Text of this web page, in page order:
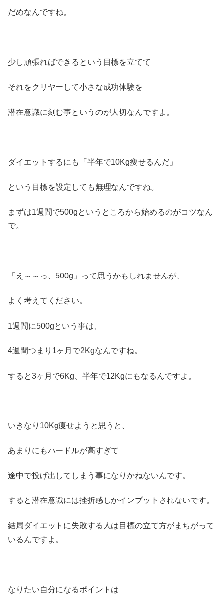
だめなんですね。
少し頑張ればできるという目標を立てて
それをクリヤーして小さな成功体験を
潜在意識に刻む事というのが大切なんですよ。
ダイエットするにも「半年で10Kg痩せるんだ」
という目標を設定しても無理なんですね。
まずは1週間で500gというところから始めるのがコツなん
で。
「え～～っ、500g」って思うかもしれませんが、
よく考えてください。
1週間に500gという事は、
4週間つまり1ヶ月で2Kgなんですね。
すると3ヶ月で6Kg、半年で12Kgにもなるんですよ。
いきなり10Kg痩せようと思うと、
あまりにもハードルが高すぎて
途中で投げ出してしまう事になりかねないんです。
すると潜在意識には挫折感しかインプットされないです。
結局ダイエットに失敗する人は目標の立て方がまちがって
いるんですよ。
なりたい自分になるポイントは